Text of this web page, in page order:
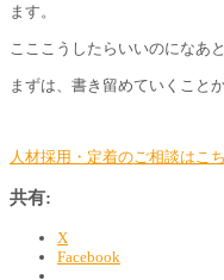
ます。
こここうしたらいいのになあ
まずは、書き留めていくこと
人材採用・定着のご相談はこ
共有:
X
Facebook